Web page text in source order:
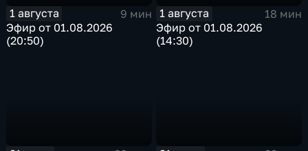
1 августа
9 мин
Эфир от 01.08.2026
(20:50)
1 августа
18 мин
Эфир от 01.08.2026
(14:30)